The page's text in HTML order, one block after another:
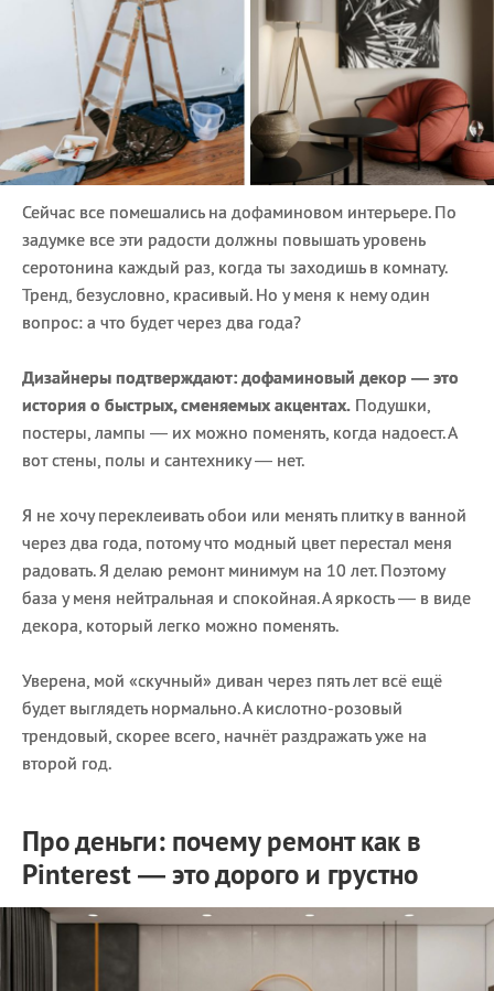
Сейчас все помешались на дофаминовом интерьере. По
задумке все эти радости должны повышать уровень
серотонина каждый раз, когда ты заходишь в комнату.
Тренд, безусловно, красивый. Но у меня к нему один
вопрос: а что будет через два года?
Дизайнеры подтверждают: дофаминовый декор — это
история о быстрых, сменяемых акцентах. Подушки,
постеры, лампы — их можно поменять, когда надоест. А
вот стены, полы и сантехнику — нет.
Я не хочу переклеивать обои или менять плитку в ванной
через два года, потому что модный цвет перестал меня
радовать. Я делаю ремонт минимум на 10 лет. Поэтому
база у меня нейтральная и спокойная. А яркость — в виде
декора, который легко можно поменять.
Уверена, мой «скучный» диван через пять лет всё ещё
будет выглядеть нормально. А кислотно-розовый
трендовый, скорее всего, начнёт раздражать уже на
второй год.
Про деньги: почему ремонт как в
Pinterest — это дорого и грустно